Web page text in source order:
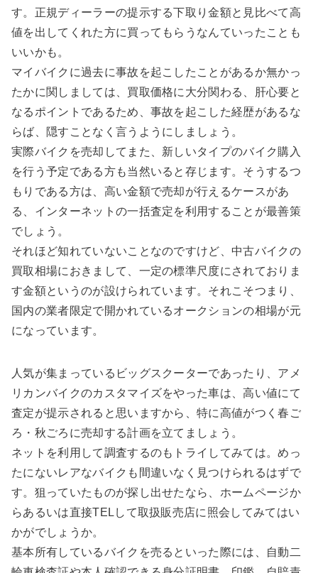
す。正規ディーラーの提示する下取り金額と見比べて高
値を出してくれた方に買ってもらうなんていったことも
いいかも。
マイバイクに過去に事故を起こしたことがあるか無かっ
たかに関しましては、買取価格に大分関わる、肝心要と
なるポイントであるため、事故を起こした経歴があるな
らば、隠すことなく言うようにしましょう。
実際バイクを売却してまた、新しいタイプのバイク購入
を行う予定である方も当然いると存じます。そうするつ
もりである方は、高い金額で売却が行えるケースがあ
る、インターネットの一括査定を利用することが最善策
でしょう。
それほど知れていないことなのですけど、中古バイクの
買取相場におきまして、一定の標準尺度にされておりま
す金額というのが設けられています。それこそつまり、
国内の業者限定で開かれているオークションの相場が元
になっています。
人気が集まっているビッグスクーターであったり、アメ
リカンバイクのカスタマイズをやった車は、高い値にて
査定が提示されると思いますから、特に高値がつく春ご
ろ・秋ごろに売却する計画を立てましょう。
ネットを利用して調査するのもトライしてみては。めっ
たにないレアなバイクも間違いなく見つけられるはずで
す。狙っていたものが探し出せたなら、ホームページか
らあるいは直接TELして取扱販売店に照会してみてはい
かがでしょうか。
基本所有しているバイクを売るといった際には、自動二